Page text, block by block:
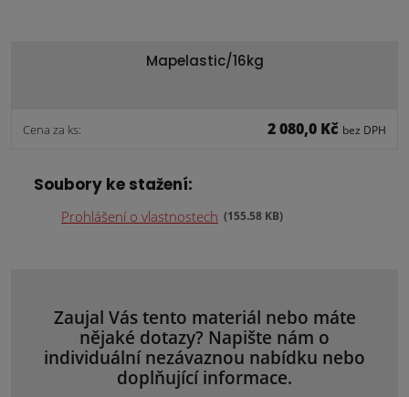
Mapelastic/16kg
Cena za ks: 2 080,0 Kč bez DPH
Soubory ke stažení:
Prohlášení o vlastnostech 155.58 KB
Zaujal Vás tento materiál nebo máte
nějaké dotazy? Napište nám o
individuální nezávaznou nabídku nebo
doplňující informace.